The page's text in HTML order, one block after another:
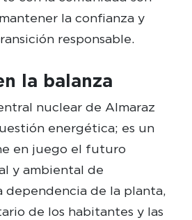
la confianza y
responsable.
la balanza
nuclear de Almaraz
energética; es un
en juego el futuro
y ambiental de
dependencia de la planta,
de los habitantes y las